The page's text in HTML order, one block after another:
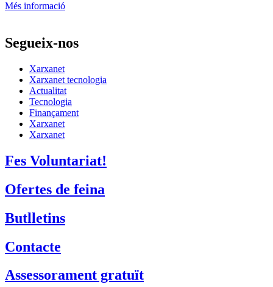
Més informació
Segueix-nos
Xarxanet
Xarxanet tecnologia
Actualitat
Tecnologia
Finançament
Xarxanet
Xarxanet
Fes Voluntariat!
Ofertes de feina
Butlletins
Contacte
Assessorament gratuït